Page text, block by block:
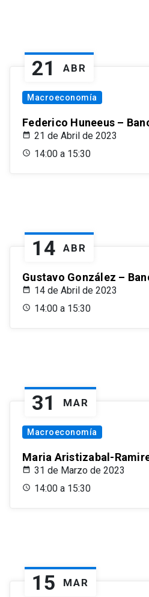
21 ABR
Macroeconomía
Federico Huneeus –
21 de Abril de 2023
14:00 a 15:30
14 ABR
Gustavo González –
14 de Abril de 2023
14:00 a 15:30
31 MAR
Macroeconomía
Maria Aristizabal-
31 de Marzo de 2023
14:00 a 15:30
15 MAR